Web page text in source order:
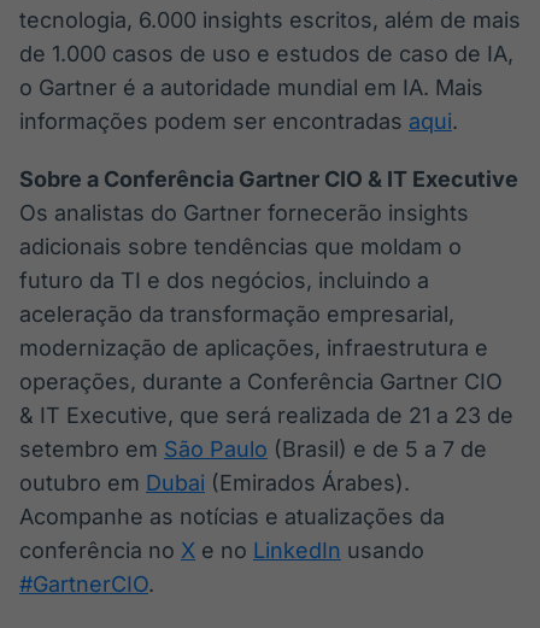
tecnologia, 6.000 insights escritos, além de mais
de 1.000 casos de uso e estudos de caso de IA,
o Gartner é a autoridade mundial em IA. Mais
informações podem ser encontradas aqui.
Sobre a Conferência Gartner CIO & IT Executive
Os analistas do Gartner fornecerão insights
adicionais sobre tendências que moldam o
futuro da TI e dos negócios, incluindo a
aceleração da transformação empresarial,
modernização de aplicações, infraestrutura e
operações, durante a Conferência Gartner CIO
& IT Executive, que será realizada de 21 a 23 de
setembro em São Paulo (Brasil) e de 5 a 7 de
outubro em Dubai (Emirados Árabes).
Acompanhe as notícias e atualizações da
conferência no X e no LinkedIn usando
#GartnerCIO.